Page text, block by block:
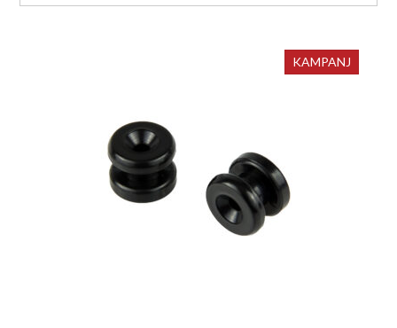
KAMPANJ